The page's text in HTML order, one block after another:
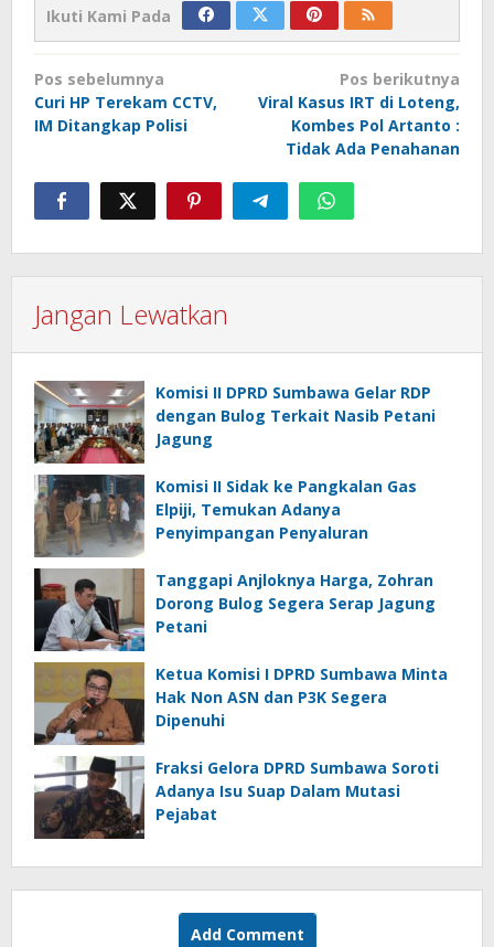
Ikuti Kami Pada
Navigasi
pos
Pos sebelumnya
Curi HP Terekam CCTV,
IM Ditangkap Polisi
Pos berikutnya
Viral Kasus IRT di Loteng,
Kombes Pol Artanto :
Tidak Ada Penahanan
Jangan Lewatkan
Komisi II DPRD Sumbawa Gelar RDP
dengan Bulog Terkait Nasib Petani
Jagung
Komisi II Sidak ke Pangkalan Gas
Elpiji, Temukan Adanya
Penyimpangan Penyaluran
Tanggapi Anjloknya Harga, Zohran
Dorong Bulog Segera Serap Jagung
Petani
Ketua Komisi I DPRD Sumbawa Minta
Hak Non ASN dan P3K Segera
Dipenuhi
Fraksi Gelora DPRD Sumbawa Soroti
Adanya Isu Suap Dalam Mutasi
Pejabat
Add Comment